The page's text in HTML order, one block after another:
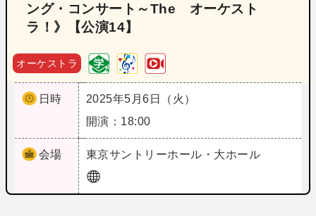
ング・コンサート～The オーケスト
ラ！》【公演14】
オーケストラ
日時
2025年5月6日（火）
開演：18:00
会場 東京サントリーホール・大ホール